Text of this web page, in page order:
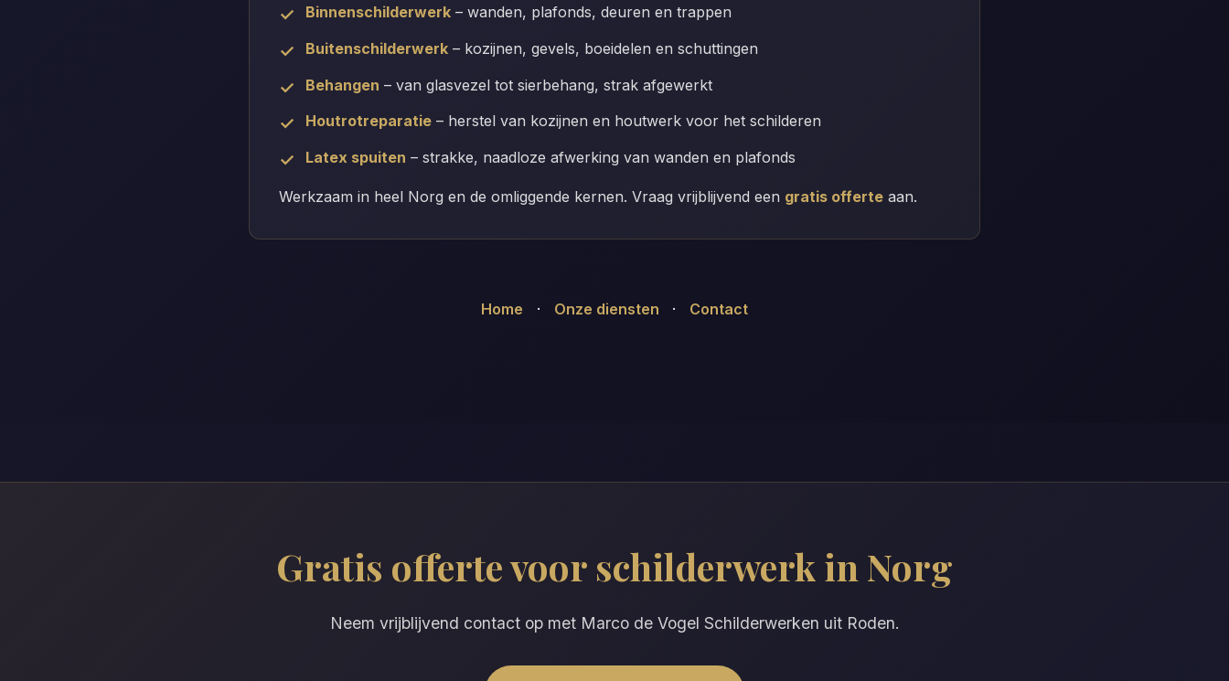
Binnenschilderwerk– wanden, plafonds, deuren en trappen
Buitenschilderwerk– kozijnen, gevels, boeidelen en schuttingen
Behangen – van glasvezel tot sierbehang, strak afgewerkt
Houtrotreparatie– herstel van kozijnen en houtwerk voor het schilderen
Latex spuiten – strakke, naadloze afwerking van wanden en plafonds
Werkzaam in heel Norg en de omliggende kernen. Vraag vrijblijvend een gratis offerte aan.
Home · Onze diensten · Contact
Gratis offerte voor schilderwerk in Norg
Neem vrijblijvend contact op met Marco de Vogel Schilderwerken uit Roden.